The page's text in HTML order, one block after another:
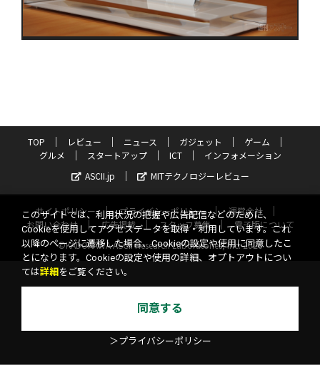
TOP レビュー ニュース ガジェット
ゲーム
グルメ
スタートアップ ICT
インフォメーション
ASCII.jp
MITテクノロジーレビュー
サイトポリシー プライバシーポリシー
運営会社
お問い合わせ
広告掲載 スタッフ募集
電子版について
©KADOKAWA ASCII Research Laboratories, Inc. 2026
このサイトでは、利用状況の把握や広告配信などのために、
Cookieを使用してアクセスデータを取得・利用しています。これ
以降のページに遷移した場合、Cookieの設定や使用に同意したこ
とになります。Cookieの設定や使用の詳細、オプトアウトについ
ては詳細 をご覧ください。
同意する
＞プライバシーポリシー